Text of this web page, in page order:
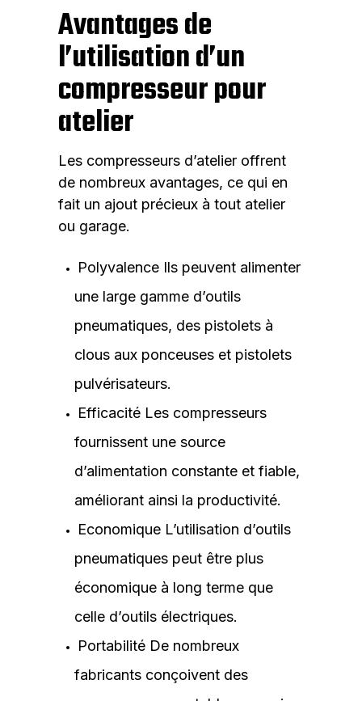
Avantages de
l’utilisation d’un
compresseur pour
atelier
Les compresseurs d’atelier offrent
de nombreux avantages, ce qui en
fait un ajout précieux à tout atelier
ou garage.
Polyvalence Ils peuvent alimenter
une large gamme d’outils
pneumatiques, des pistolets à
clous aux ponceuses et pistolets
pulvérisateurs.
Efficacité Les compresseurs
fournissent une source
d’alimentation constante et fiable,
améliorant ainsi la productivité.
Economique L’utilisation d’outils
pneumatiques peut être plus
économique à long terme que
celle d’outils électriques.
Portabilité De nombreux
fabricants conçoivent des